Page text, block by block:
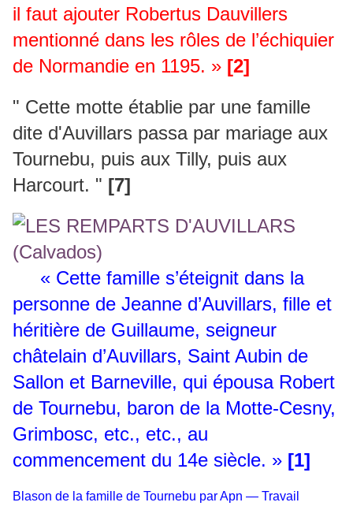
il faut ajouter Robertus Dauvillers
mentionné dans les rôles de l’échiquier
de Normandie en 1195. » [2]
" Cette motte établie par une famille
dite d'Auvillars passa par mariage aux
Tournebu, puis aux Tilly, puis aux
Harcourt. " [7]
« Cette famille s’éteignit dans la
personne de Jeanne d’Auvillars, fille et
héritière de Guillaume, seigneur
châtelain d’Auvillars, Saint Aubin de
Sallon et Barneville, qui épousa Robert
de Tournebu, baron de la Motte-Cesny,
Grimbosc, etc., etc., au
commencement du 14e siècle. » [1]
Blason de la famille de Tournebu par Apn — Travail